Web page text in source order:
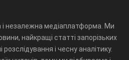
і незалежна медіаплатформа. Ми
найкращі статті запорізьких
розслідування і чесну аналітику.